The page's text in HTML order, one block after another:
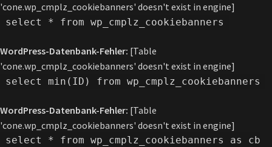
'cone.wp_cmplz_cookiebanners' doesn't exist in engine]
select * from wp_cmplz_cookiebanners
WordPress-Datenbank-Fehler: [Table
'cone.wp_cmplz_cookiebanners' doesn't exist in engine]
select min(ID) from wp_cmplz_cookiebanners
WordPress-Datenbank-Fehler: [Table
'cone.wp_cmplz_cookiebanners' doesn't exist in engine]
select * from wp_cmplz_cookiebanners as cb